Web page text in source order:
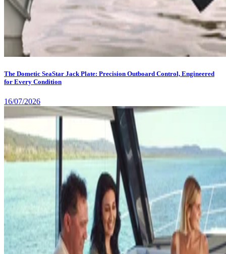
The Dometic SeaStar Jack Plate: Precision Outboard Control, Engineered
for Every Condition
16/07/2026